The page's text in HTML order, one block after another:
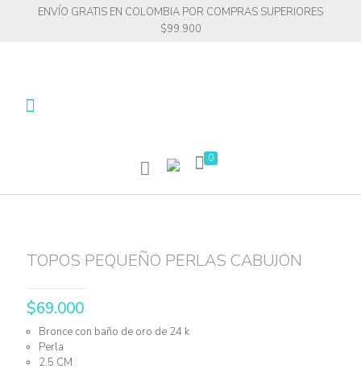
ENVÍO GRATIS EN COLOMBIA POR COMPRAS SUPERIORES
$99.900
0
TOPOS PEQUEÑO PERLAS CABUJON
$69.000
Bronce con baño de oro de 24 k
Perla
2.5 CM